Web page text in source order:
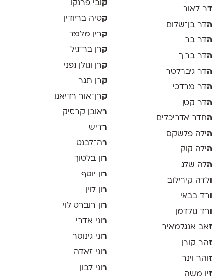
דר לאור
הדר בן־שלום
הדר בר
הדר ברוך
הדר גיברלטר
הדר מרדכי
הדר קטן
החדר אדריכלים
הילה פלשקס
הילה קוק
הִלה שלג
לדה קירילוב
ורד בבאי
רד גולדמן
זאב אנגלמאיר
זהר קורן
זוהר וינר
זיו משה
קובי פרנקו
קטיה בריודין
קרין מלמד
קרן בר־גיל
קרן וגולן גפני
קרן תגר
קרן־אור רדיאנו
ראובן קרסיק
רדיש
רה־לבנט
רון בלטוך
ר ון יוסף
ר ון לוין
רון רוברט לוי
ר וני אדרי
רוני גינוסר
ר וני זאדה
ר וני לבון